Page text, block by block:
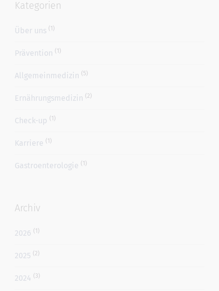
Kategorien
Über uns (1)
Prävention (1)
Allgemeinmedizin (5)
Ernährungsmedizin (2)
Check-up (1)
Karriere (1)
Gastroenterologie (1)
Archiv
2026 (1)
2025 (2)
2024 (3)